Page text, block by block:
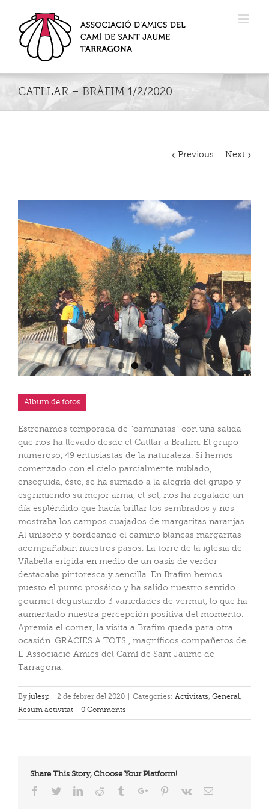
CATLLAR – BRÀFIM 1/2/2020
Previous Next
Àlbum de fotos
Estrenamos temporada de “caminatas” con una salida
que nos ha llevado desde el Catllar a Brafim. El grupo
numeroso, 49 entusiastas de la naturaleza. Si hemos
comenzado con el cielo parcialmente nublado,
enseguida, éste, se ha sumado a la alegría del grupo y
esgrimiendo su mejor arma, el sol, nos ha regalado un
día espléndido que hacía brillar los sembrados y nos
mostraba los campos cuajados de margaritas naranjas.
Al unísono y bordeando el camino blancas margaritas
acompañaban nuestros pasos. La torre de la iglesia de
Vilabella erigida en medio de un oasis de verdor
destacaba pintoresca y sencilla. En Brafim hemos
puesto el punto prosáico y ha salido nuestro sentido
gourmet degustando 3 variedades de vermut, lo que ha
aumentado nuestra percepción positiva del momento.
Apremia el comer, la visita a Brafim queda para otra
ocasión. GRÀCIES A TOTS , magníficos compañeros de
L’ Associació Amics del Camí de Sant Jaume de
Tarragona.
By julesp 2 de febrer del 2020 Categories: Activitats, General,
Resum activitat
0 Comments
Share This Story, Choose Your Platform!
Facebook
TwitterLinkedinReddit TumblrGoogle+Pinterest
Vk Email